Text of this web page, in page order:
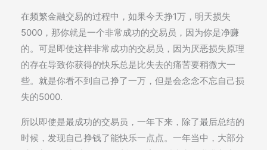
在频繁金融交易的过程中，如果今天挣1万，明天损失
5000，那你就是一个非常成功的交易员，因为你是净赚
的。可是即使这样非常成功的交易员，因为厌恶损失原理
的存在导致你获得的快乐总是比失去的痛苦要稍微大一
些。就是你看不到自己挣了一万，但是会念念不忘自己损
失的5000.
所以即使是最成功的交易员，一年下来，除了最后总结的
时候，发现自己挣钱了能快乐一点点。一年当中，大部分